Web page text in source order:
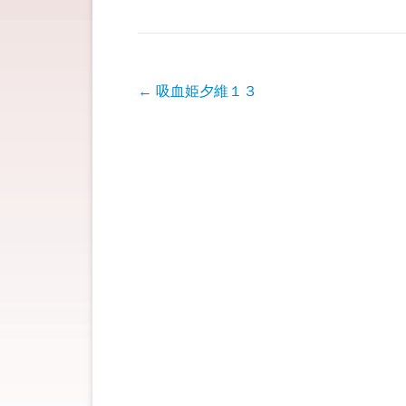
投稿ナビゲーション
← 吸血姫夕維１３